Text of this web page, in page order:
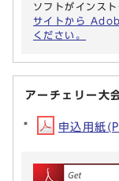
ソフトがインス
サイトから
ください。
アーチェリー大
申込用紙